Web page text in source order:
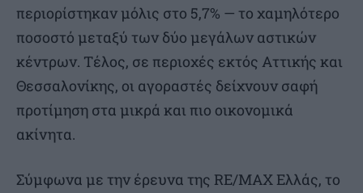
περιορίστηκαν μόλις στο 5,7% — το χαμηλότερο
ποσοστό μεταξύ των δύο μεγάλων αστικών
κέντρων. Τέλος, σε περιοχές εκτός Αττικής και
Θεσσαλονίκης, οι αγοραστές δείχνουν σαφή
προτίμηση στα μικρά και πιο οικονομικά
ακίνητα.
Σύμφωνα με την έρευνα της RE/MAX Ελλάς, το